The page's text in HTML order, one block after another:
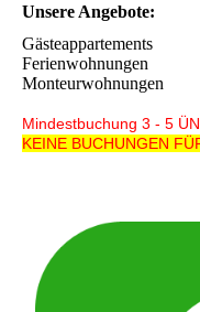
Unsere Angebote:
Gästeappartements
Ferienwohnungen
Monteurwohnungen
Mindestbuchung 3 - 5 ÜN
KEINE BUCHUNGEN